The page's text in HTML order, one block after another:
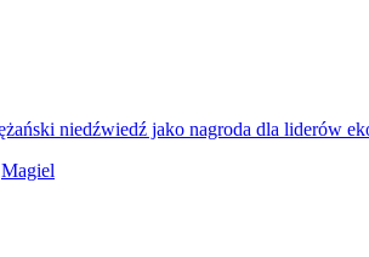
niedźwiedź jako nagroda dla liderów
Magiel